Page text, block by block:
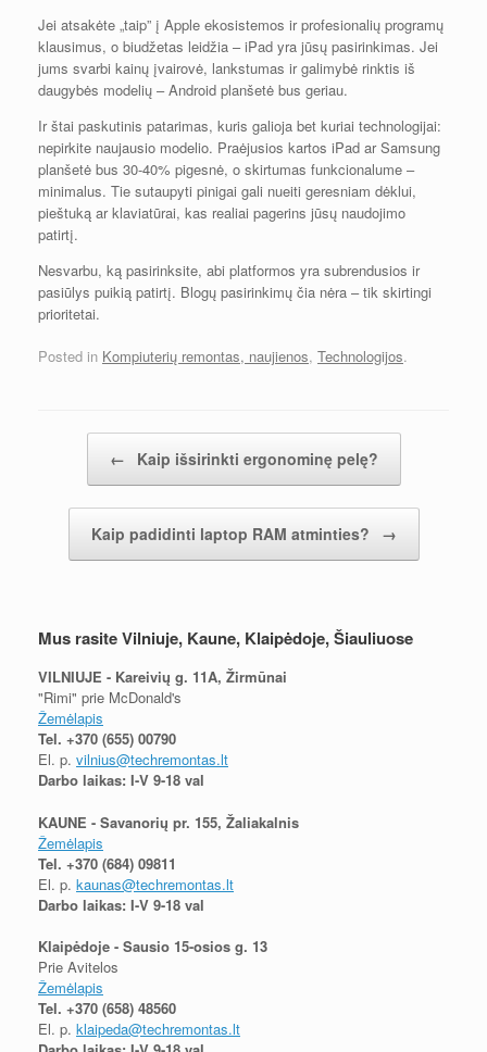
Jei atsakėte „taip” į Apple ekosistemos ir profesionalių programų
klausimus, o biudžetas leidžia – iPad yra jūsų pasirinkimas. Jei
jums svarbi kainų įvairovė, lankstumas ir galimybė rinktis iš
daugybės modelių – Android planšetė bus geriau.
Ir štai paskutinis patarimas, kuris galioja bet kuriai technologijai:
nepirkite naujausio modelio. Praėjusios kartos iPad ar Samsung
planšetė bus 30-40% pigesnė, o skirtumas funkcionalume –
minimalus. Tie sutaupyti pinigai gali nueiti geresniam dėklui,
pieštuką ar klaviatūrai, kas realiai pagerins jūsų naudojimo
patirtį.
Nesvarbu, ką pasirinksite, abi platformos yra subrendusios ir
pasiūlys puikią patirtį. Blogų pasirinkimų čia nėra – tik skirtingi
prioritetai.
Posted in Kompiuterių remontas, naujienos, Technologijos.
← Kaip išsirinkti ergonominę pelę?
Kaip padidinti laptop RAM atminties? →
Mus rasite Vilniuje, Kaune, Klaipėdoje, Šiauliuose
VILNIUJE - Kareivių g. 11A, Žirmūnai
"Rimi" prie McDonald's
Žemėlapis
Tel. +370 (655) 00790
El. p. vilnius@techremontas.lt
Darbo laikas: I-V 9-18 val
KAUNE - Savanorių pr. 155, Žaliakalnis
Žemėlapis
Tel. +370 (684) 09811
El. p. kaunas@techremontas.lt
Darbo laikas: I-V 9-18 val
Klaipėdoje - Sausio 15-osios g. 13
Prie Avitelos
Žemėlapis
Tel. +370 (658) 48560
El. p. klaipeda@techremontas.lt